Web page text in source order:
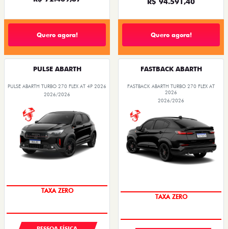
Quero agora! Quero agora!
PULSE ABARTH
PULSE ABARTH TURBO 270 FLEX AT 4P 2026
2026/2026
FASTBACK ABARTH
FASTBACK ABARTH TURBO 270 FLEX AT
2026
2026/2026